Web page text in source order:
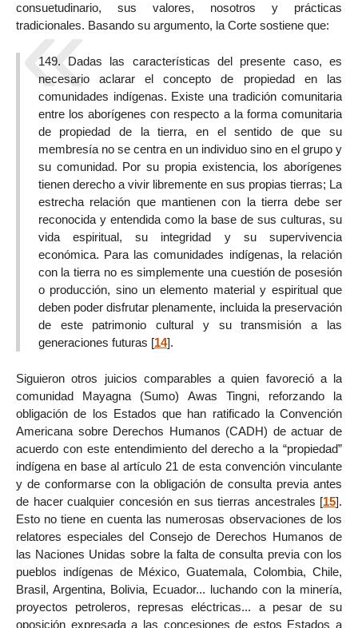
consuetudinario, sus valores, nosotros y prácticas
tradicionales. Basando su argumento, la Corte sostiene que:
149. Dadas las características del presente caso, es
necesario aclarar el concepto de propiedad en las
comunidades indígenas. Existe una tradición comunitaria
entre los aborígenes con respecto a la forma comunitaria
de propiedad de la tierra, en el sentido de que su
membresía no se centra en un individuo sino en el grupo y
su comunidad. Por su propia existencia, los aborígenes
tienen derecho a vivir libremente en sus propias tierras; La
estrecha relación que mantienen con la tierra debe ser
reconocida y entendida como la base de sus culturas, su
vida espiritual, su integridad y su supervivencia
económica. Para las comunidades indígenas, la relación
con la tierra no es simplemente una cuestión de posesión
o producción, sino un elemento material y espiritual que
deben poder disfrutar plenamente, incluida la preservación
de este patrimonio cultural y su transmisión a las
generaciones futuras [14].
Siguieron otros juicios comparables a quien favoreció a la
comunidad Mayagna (Sumo) Awas Tingni, reforzando la
obligación de los Estados que han ratificado la Convención
Americana sobre Derechos Humanos (CADH) de actuar de
acuerdo con este entendimiento del derecho a la “propiedad”
indígena en base al artículo 21 de esta convención vinculante
y de conformarse con la obligación de consulta previa antes
de hacer cualquier concesión en sus tierras ancestrales [15].
Esto no tiene en cuenta las numerosas observaciones de los
relatores especiales del Consejo de Derechos Humanos de
las Naciones Unidas sobre la falta de consulta previa con los
pueblos indígenas de México, Guatemala, Colombia, Chile,
Brasil, Argentina, Bolivia, Ecuador... luchando con la minería,
proyectos petroleros, represas eléctricas... a pesar de su
oposición expresada a las concesiones de estos Estados a